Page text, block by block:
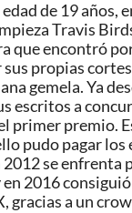
de 19 años,
Travis
que encontró
propias
gemela. Ya
escritos a
primer premio.
pudo pagar los
se enfrenta
2016
gracias a un